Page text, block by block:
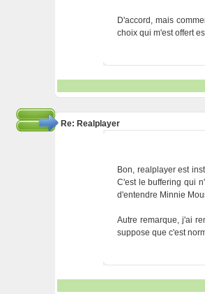
D'accord, mais
choix qui m'est offert
Re: Realplayer
Bon, realplayer est
C'est le buffering qui
d'entendre Minnie
Autre remarque, j'ai
suppose que c'est